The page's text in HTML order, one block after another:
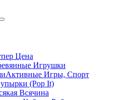
Цена
Игрушки
Активные Игры, Спорт
(Pop It)
Всячина